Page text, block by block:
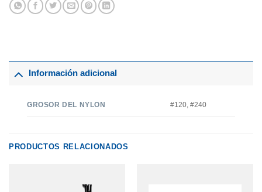
Información adicional
GROSOR DEL NYLON #120, #240
PRODUCTOS RELACIONADOS